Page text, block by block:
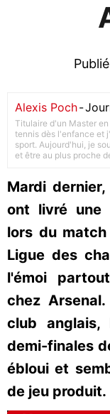
Alexis Poch-
Titulaire d'un Master
tennis dès l'enfance et
sport. Aujourd'hui, je
et être au plus proche
Mardi
ont livré une
lors du
Ligue des
l'émoi
chez
club anglais,
demi-finales
ébloui et
de jeu produit.